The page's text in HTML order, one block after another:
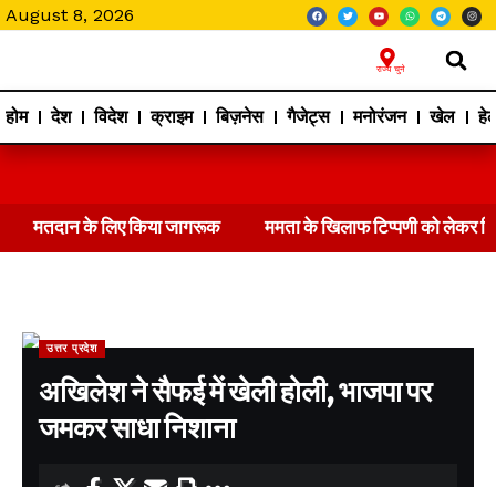
August 8, 2026
राज्य चुने
होम देश विदेश क्राइम बिज़नेस गैजेट्स मनोरंजन खेल
मतदान के लिए किया जागरूक ममता के खिलाफ टिप्पणी को लेकर
उत्तर प्रदेश
अखिलेश ने सैफई में खेली होली, भाजपा पर
जमकर साधा निशाना